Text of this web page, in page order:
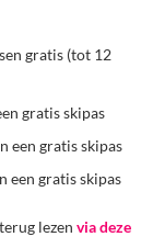
gratis (tot 12
gratis skipas
een gratis skipas
een gratis skipas
lezen via deze